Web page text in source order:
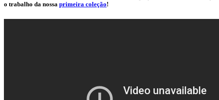
o trabalho da nossa primeira coleção!